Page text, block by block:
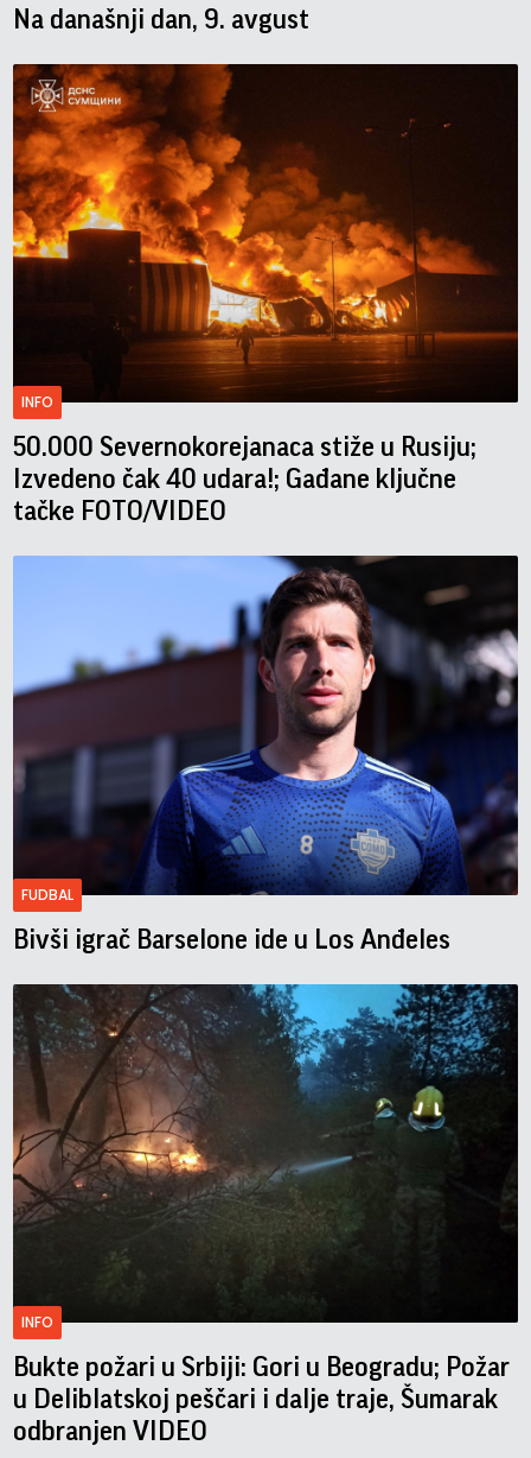
Na današnji dan, 9. avgust
INFO
50.000 Severnokorejanaca stiže u Rusiju;
Izvedeno čak 40 udara!; Gađane ključne
tačke FOTO/VIDEO
FUDBAL
Bivši igrač Barselone ide u Los Anđeles
INFO
Bukte požari u Srbiji: Gori u Beogradu; Požar
u Deliblatskoj peščari i dalje traje, Šumarak
odbranjen VIDEO